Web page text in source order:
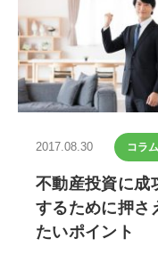
2017.08.30 コラム
不動産投資に成
するために押さ
たいポイント